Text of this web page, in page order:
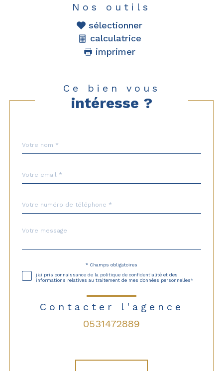
Nos outils
sélectionner
calculatrice
imprimer
Ce bien vous
intéresse ?
par
*
*
*
Fieldset
Message
*
* Champs obligatoires
j'ai pris connaissance de la politique de confidentialité et des
informations relatives au traitement de mes données personnelles*
Contacter l'agence
0531472889